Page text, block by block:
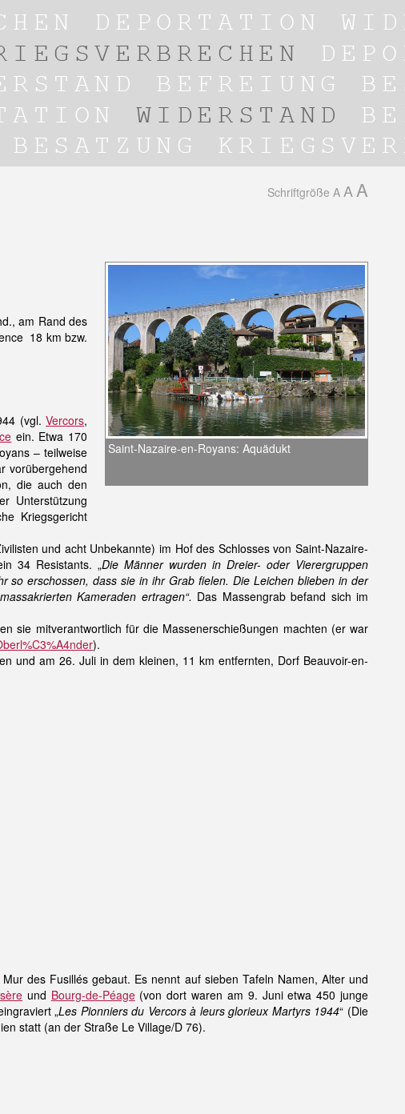
Schriftgröße A A A
Saint-Nazaire-en-Royans: Aquädukt
am Rand des
18 km bzw.
(vgl.Vercors,
ein. Etwa 170
– teilweise
vorübergehend
die auch den
Unterstützung
Kriegsgericht
und acht Unbekannte) im Hof des Schlosses von Saint-Nazaire-
34 Resistants. „Die Männer wurden in Dreier- oder Vierergruppen
so erschossen, dass sie in ihr Grab fielen. Die Leichen blieben in der
Kameraden ertragen“. Das Massengrab befand sich im
sie mitverantwortlich für die Massenerschießungen machten (er war
).
und am 26. Juli in dem kleinen, 11 km entfernten, Dorf Beauvoir-en-
des Fusillés gebaut. Es nennt auf sieben Tafeln Namen, Alter und
und Bourg-de-Péage(von dort waren am 9. Juni etwa 450 junge
„Les Pionniers du Vercors à leurs glorieux Martyrs 1944“ (Die
statt (an der Straße Le Village/D 76).